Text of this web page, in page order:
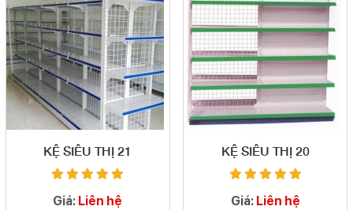
KỆ SIÊU THỊ 21
Giá: Liên hệ
KỆ SIÊU THỊ 20
Giá: Liên hệ